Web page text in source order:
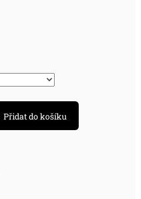
Přidat do košíku